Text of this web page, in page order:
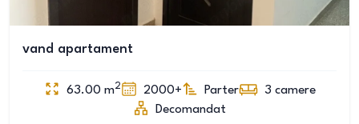
vand apartament
63.00 m2 2000+ Parter 3 camere
Decomandat